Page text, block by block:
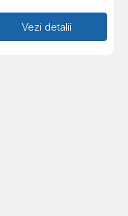
Adaugă în coș
Vezi detalii